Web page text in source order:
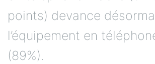
points) devance
l’équipement en
(89%).